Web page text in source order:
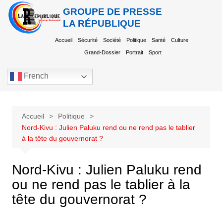
GROUPE DE PRESSE
LA RÉPUBLIQUE
Accueil Sécurité Société Politique Santé Culture
Grand-Dossier Portrait Sport
French
Accueil
Politique
Nord-Kivu : Julien Paluku rend ou ne rend pas le tablier
à la tête du gouvernorat ?
Nord-Kivu : Julien Paluku rend
ou ne rend pas le tablier à la
tête du gouvernorat ?